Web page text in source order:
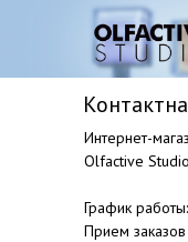
Интернет-
Olfactive Studio
График работы:
Прием